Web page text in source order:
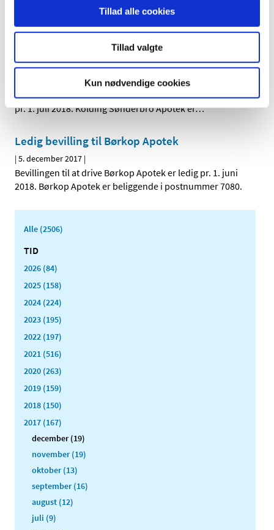
Tillad alle cookies
Tillad valgte
Kun nødvendige cookies
Bevillingen til at drive Skovlunde Apotek er ledig pr. 1.
september 2018. Apotekeren har dog orienteret…
Ledig bevilling til Kolding Sønderbro Apotek
|
Bevillingen til at drive Kolding Sønderbro Apotek er ledig
pr. 1. juli 2018. Kolding Sønderbro Apotek er…
Ledig bevilling til Børkop Apotek
|5. december 2017 |
Bevillingen til at drive Børkop Apotek er ledig pr. 1. juni
2018. Børkop Apotek er beliggende i postnummer 7080.
Alle (2506)
TID
2026 (84)
2025 (158)
2024 (224)
2023 (195)
2022 (197)
2021 (516)
2020 (263)
2019 (159)
2018 (150)
2017 (167)
december (19)
november (19)
oktober (13)
september (16)
august (12)
juli (9)